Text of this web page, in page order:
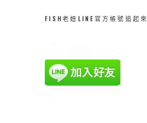
FISH老妞LINE官方帳號追起來